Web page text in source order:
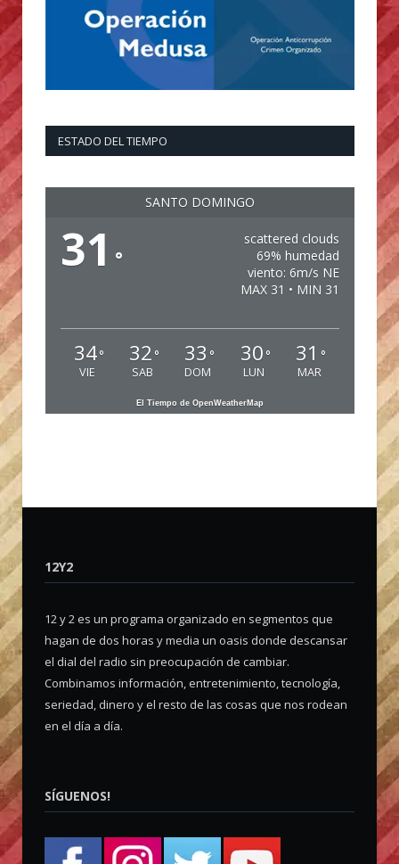
ESTADO DEL TIEMPO
SANTO DOMINGO
31 °
scattered clouds
69% humedad
viento: 6m/s NE
MAX 31 • MIN 31
34°
VIE
32 °
SAB
33 °
DOM
30 °
LUN
31 °
MAR
El Tiempo de OpenWeatherMap
12Y2
12 y 2 es un programa organizado en segmentos que
hagan de dos horas y media un oasis donde descansar
el dial del radio sin preocupación de cambiar.
Combinamos información, entretenimiento, tecnología,
seriedad, dinero y el resto de las cosas que nos rodean
en el día a día.
SÍGUENOS!